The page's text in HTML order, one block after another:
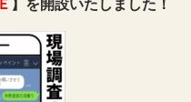
】を開設いたしました！